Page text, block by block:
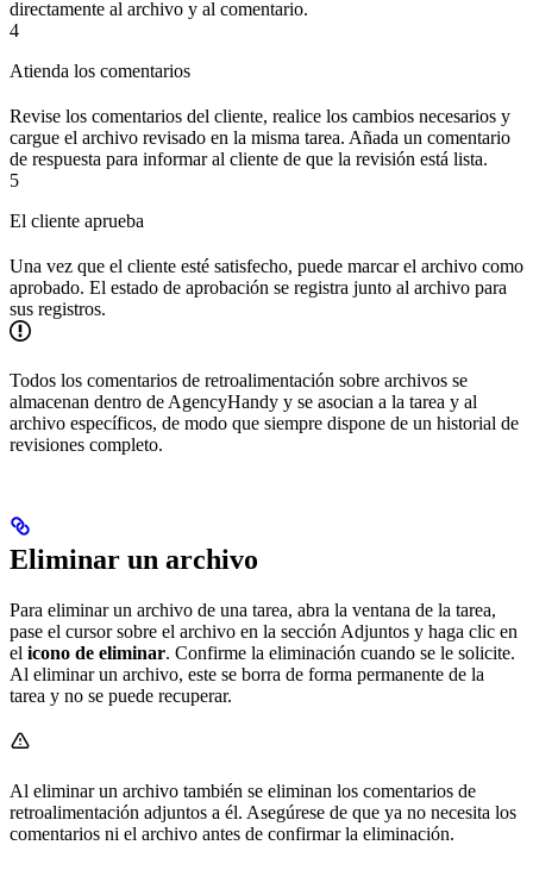
directamente al archivo y al comentario.
4
Atienda los comentarios
Revise los comentarios del cliente, realice los cambios necesarios y
cargue el archivo revisado en la misma tarea. Añada un comentario
de respuesta para informar al cliente de que la revisión está lista.
5
El cliente aprueba
Una vez que el cliente esté satisfecho, puede marcar el archivo como
aprobado. El estado de aprobación se registra junto al archivo para
sus registros.
Todos los comentarios de retroalimentación sobre archivos se
almacenan dentro de AgencyHandy y se asocian a la tarea y al
archivo específicos, de modo que siempre dispone de un historial de
revisiones completo.
Eliminar un archivo
Para eliminar un archivo de una tarea, abra la ventana de la tarea,
pase el cursor sobre el archivo en la sección Adjuntos y haga clic en
el icono de eliminar. Confirme la eliminación cuando se le solicite.
Al eliminar un archivo, este se borra de forma permanente de la
tarea y no se puede recuperar.
Al eliminar un archivo también se eliminan los comentarios de
retroalimentación adjuntos a él. Asegúrese de que ya no necesita los
comentarios ni el archivo antes de confirmar la eliminación.